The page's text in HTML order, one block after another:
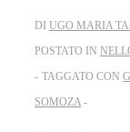
DI UGO MARIA
POSTATO IN
TAGGATO CON
SOMOZA